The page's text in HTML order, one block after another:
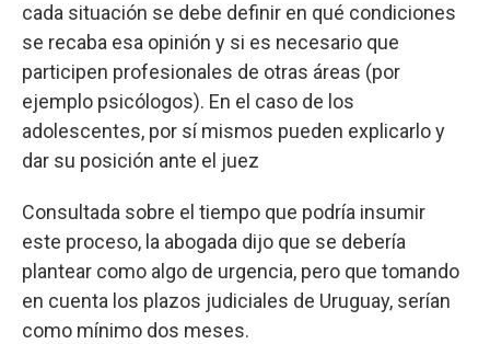
cada situación se debe definir en qué condiciones
se recaba esa opinión y si es necesario que
participen profesionales de otras áreas (por
ejemplo psicólogos). En el caso de los
adolescentes, por sí mismos pueden explicarlo y
dar su posición ante el juez
Consultada sobre el tiempo que podría insumir
este proceso, la abogada dijo que se debería
plantear como algo de urgencia, pero que tomando
en cuenta los plazos judiciales de Uruguay, serían
como mínimo dos meses.